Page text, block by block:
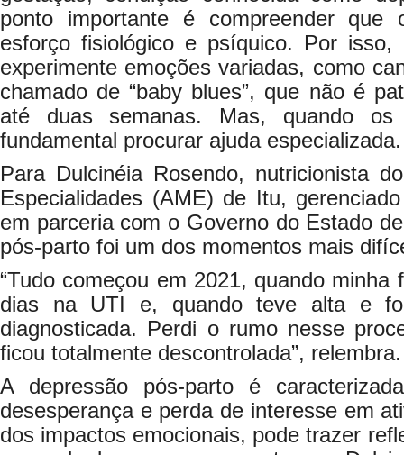
ponto importante é compreender que
esforço fisiológico e psíquico. Por
experimente emoções variadas, como
chamado de “baby blues”, que não é
até duas semanas. Mas, quando os
fundamental procurar ajuda especializada.
Para Dulcinéia Rosendo, nutricionista
Especialidades (AME) de Itu,
em parceria com o Governo do Estado
pós-parto foi um dos momentos mais
“Tudo começou em 2021, quando minha
dias na UTI e, quando teve alta e
diagnosticada. Perdi o rumo nesse
ficou totalmente descontrolada”, relembra.
A depressão pós-parto é
desesperança e perda de interesse em
dos impactos emocionais, pode trazer